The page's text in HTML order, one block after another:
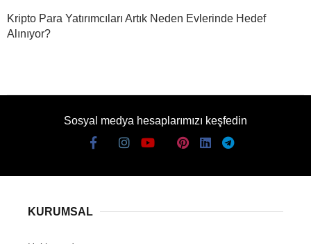
Kripto Para Yatırımcıları Artık Neden Evlerinde Hedef
Alınıyor?
Sosyal medya hesaplarımızı keşfedin
KURUMSAL